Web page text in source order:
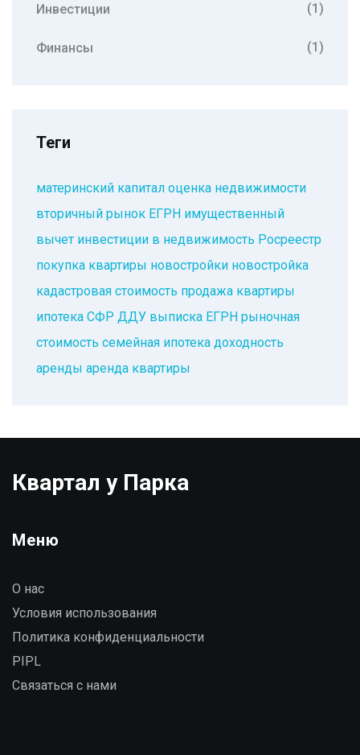
Инвестиции (1)
Финансы (1)
Теги
материнский капитал оценка недвижимости
вторичный рынок ЕГРН имущественный
вычет инвестиции в недвижимость Росреестр
покупка квартиры новостройки новостройка
кадастровая стоимость продажа квартиры
ипотека СФР ДДУ выписка ЕГРН рыночная
стоимость семейная ипотека доходность
аренды аренда квартиры
Квартал у Парка
Меню
О нас
Условия использования
Политика конфиденциальности
PIPL
Связаться с нами